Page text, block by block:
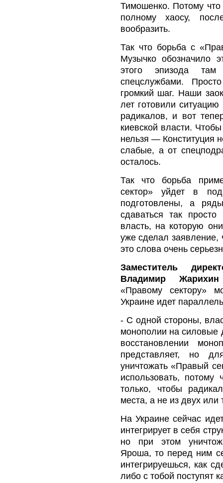
Тимошенко. Потому
полному хаосу,
вообразить.
Так что борьба с
Музычко обозначило
этого эпизода
спецслужбами.
громкий шаг. Наши
лет готовили
радикалов, и вот
киевской власти.
нельзя — Конституция
слабые, а от
осталось.
Так что борьба
сектор» уйдет в
подготовлены, а
сдаваться так
власть, на которую
уже сделал заявление,
это слова очень
Заместитель
Владимир Жарихин
«Правому сектору»
Украине идет
- С одной стороны,
монополии на силовые
восстановлении
представляет, но
уничтожать «Правый
использовать,
только, чтобы
места, а не из двух или
На Украине сейчас
интегрирует в себя
но при этом
Яроша, то перед ним
интегрируешься, как
либо с тобой поступят